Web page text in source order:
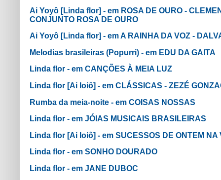
Ai Yoyô [Linda flor] - em ROSA DE OURO -
CONJUNTO ROSA DE OURO
Ai Yoyô [Linda flor] - em A RAINHA DA VOZ -
Melodias brasileiras (Popurri) - em EDU DA GAITA
Linda flor - em CANÇÕES À MEIA LUZ
Linda flor [Ai Ioiô] - em CLÁSSICAS - ZEZÉ
Rumba da meia-noite - em COISAS NOSSAS
Linda flor - em JÓIAS MUSICAIS BRASILEIRAS
Linda flor [Ai Ioiô] - em SUCESSOS DE ONTEM NA
Linda flor - em SONHO DOURADO
Linda flor - em JANE DUBOC